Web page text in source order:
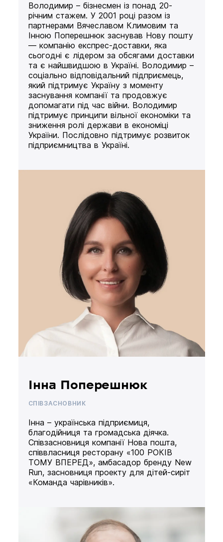
Володимир – бізнесмен із понад 20-
річним стажем. У 2001 році разом із
партнерами Вячеславом Климовим та
Інною Поперешнюк заснував Нову пошту
— компанію експрес-доставки, яка
сьогодні є лідером за обсягами доставки
та є найшвидшою в Україні. Володимир –
соціально відповідальний підприємець,
який підтримує Україну з моменту
заснування компанії та продовжує
допомагати під час війни. Володимир
підтримує принципи вільної економіки та
зниження ролі держави в економіці
України. Послідовно підтримує розвиток
підприємництва в Україні.
Інна Поперешнюк
СПІВЗАСНОВНИК
Інна – українська підприємиця,
благодійниця та громадська діячка.
Співзасновниця компанії Нова пошта,
співвласниця ресторану «100 РОКІВ
ТОМУ ВПЕРЕД», амбасадор бренду New
Run, засновниця проекту для дітей-сиріт
«Команда чарівників».